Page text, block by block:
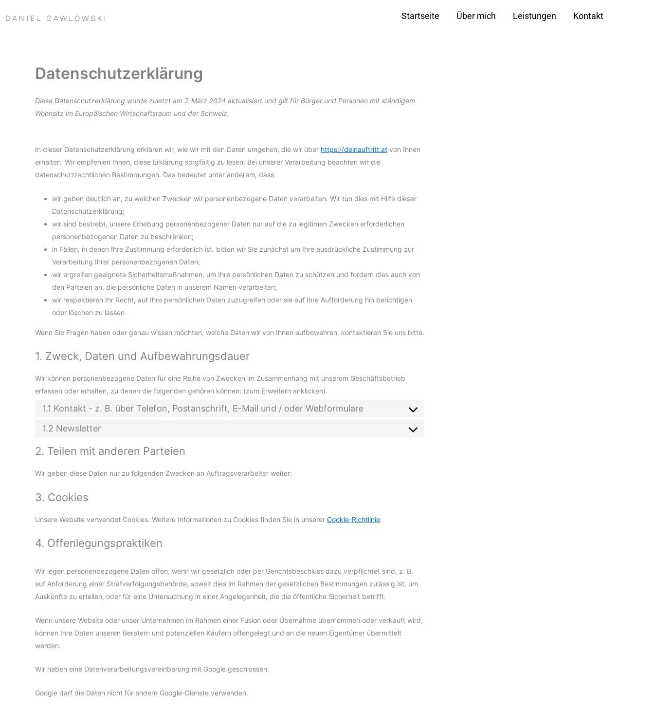
Inhalt
Startseite Über mich Leistungen Kontakt
Datenschutzerklärung
Diese Datenschutzerklärung wurde zuletzt am 7. März 2024 aktualisiert und gilt für Bürger und Personen mit ständigem
Wohnsitz im Europäischen Wirtschaftsraum und der Schweiz.
In dieser Datenschutzerklärung erklären wir, wie wir mit den Daten umgehen, die wir über https://deinauftritt.at von Ihnen
erhalten. Wir empfehlen Ihnen, diese Erklärung sorgfältig zu lesen. Bei unserer Verarbeitung beachten wir die
datenschutzrechtlichen Bestimmungen. Das bedeutet unter anderem, dass:
wir geben deutlich an, zu welchen Zwecken wir personenbezogene Daten verarbeiten. Wir tun dies mit Hilfe dieser
Datenschutzerklärung;
wir sind bestrebt, unsere Erhebung personenbezogener Daten nur auf die zu legitimen Zwecken erforderlichen
personenbezogenen Daten zu beschränken;
in Fällen, in denen Ihre Zustimmung erforderlich ist, bitten wir Sie zunächst um Ihre ausdrückliche Zustimmung zur
Verarbeitung Ihrer personenbezogenen Daten;
wir ergreifen geeignete Sicherheitsmaßnahmen, um Ihre persönlichen Daten zu schützen und fordern dies auch von
den Parteien an, die persönliche Daten in unserem Namen verarbeiten;
wir respektieren Ihr Recht, auf Ihre persönlichen Daten zuzugreifen oder sie auf Ihre Aufforderung hin berichtigen
oder löschen zu lassen.
Wenn Sie Fragen haben oder genau wissen möchten, welche Daten wir von Ihnen aufbewahren, kontaktieren Sie uns bitte.
1. Zweck, Daten und Aufbewahrungsdauer
Wir können personenbezogene Daten für eine Reihe von Zwecken im Zusammenhang mit unserem Geschäftsbetrieb
erfassen oder erhalten, zu denen die folgenden gehören können: (zum Erweitern anklicken)
1.1 Kontakt - z. B. über Telefon, Postanschrift, E-Mail und / oder Webformulare
1.2 Newsletter
2. Teilen mit anderen Parteien
Wir geben diese Daten nur zu folgenden Zwecken an Auftragsverarbeiter weiter:
3. Cookies
Unsere Website verwendet Cookies. Weitere Informationen zu Cookies finden Sie in unserer Cookie-Richtlinie.
4. Offenlegungspraktiken
Wir legen personenbezogene Daten offen, wenn wir gesetzlich oder per Gerichtsbeschluss dazu verpflichtet sind, z. B.
auf Anforderung einer Strafverfolgungsbehörde, soweit dies im Rahmen der gesetzlichen Bestimmungen zulässig ist, um
Auskünfte zu erteilen, oder für eine Untersuchung in einer Angelegenheit, die die öffentliche Sicherheit betrifft.
Wenn unsere Website oder unser Unternehmen im Rahmen einer Fusion oder Übernahme übernommen oder verkauft wird,
können Ihre Daten unseren Beratern und potenziellen Käufern offengelegt und an die neuen Eigentümer übermittelt
werden.
Wir haben eine Datenverarbeitungsvereinbarung mit Google geschlossen.
Google darf die Daten nicht für andere Google-Dienste verwenden.